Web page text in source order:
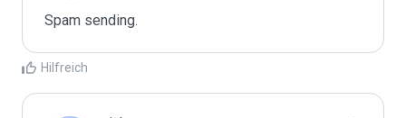
Spam sending.
Hilfreich